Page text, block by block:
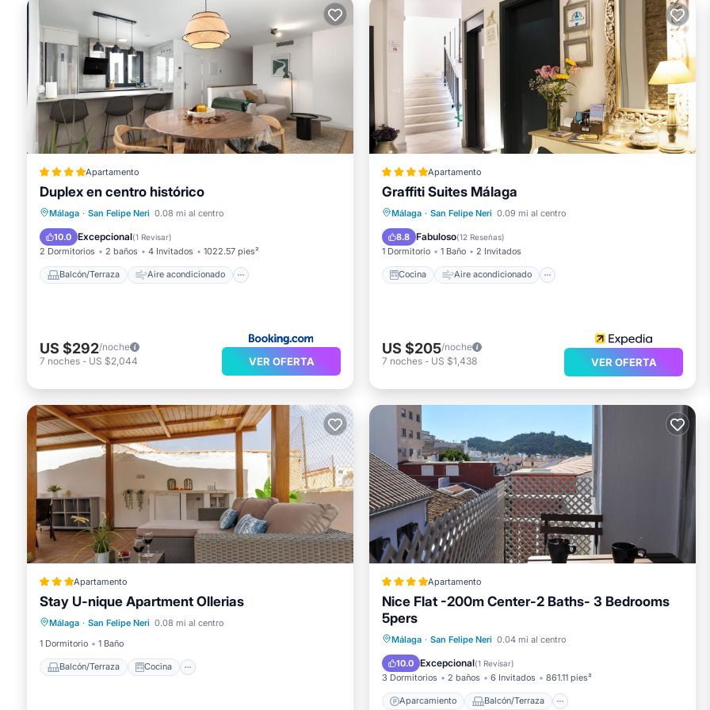
Apartamento
Duplex en centro histórico
Málaga · San Felipe Neri 0.08 mi al centro
10.0 Excepcional(1 Revisar)
2 Dormitorios 2 baños 4 Invitados 1022.57 pies²
Balcón/Terraza Aire acondicionado
Balcón/Terraza
Aire acondicionado
Internet
Apto para niños
US $292/noche
7 noches - US $2,044 VER OFERTA
Apartamento
Graffiti Suites Málaga
Málaga · San Felipe Neri 0.09 mi al centro
8.8 Fabuloso(12 Reseñas)
1 Dormitorio 1 Baño 2 Invitados
Cocina Aire acondicionado
Cocina Aire acondicionado
Apto para niños
US $205/noche
7 noches - US $1,438 VER OFERTA
Apartamento
Stay U-nique Apartment Ollerias
Málaga · San Felipe Neri 0.08 mi al centro
1 Dormitorio
1 Baño
Balcón/Terraza Cocina
Balcón/Terraza
Cocina
Aire acondicionado
Internet
Apartamento
Nice Flat -200m Center-2 Baths- 3 Bedrooms
5pers
Málaga · San Felipe Neri 0.04 mi al centro
10.0 Excepcional(1 Revisar)
3 Dormitorios 2 baños 6 Invitados 861.11 pies²
Aparcamiento Balcón/Terraza
Aparcamiento
Balcón/Terraza
Aire acondicionado